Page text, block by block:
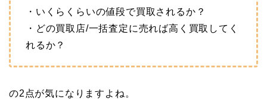
・いくらくらいの値段で買取されるか？
・どの買取店/一括査定に売れば高く買取してく
れるか？
の2点が気になりますよね。